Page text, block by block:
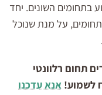
בתחומים השונים. יחד
על מנת שנוכל
תחום רלוונטי
לשמוע! אנא עדכנו